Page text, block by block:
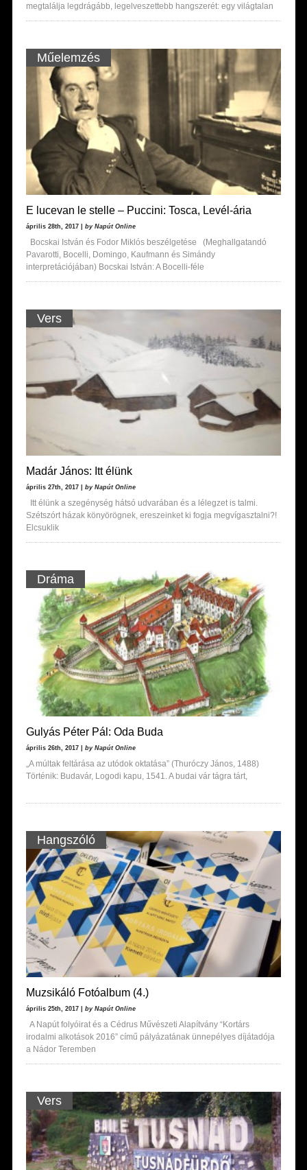
megtalálja legdrágább, legelveszettebb hangszerét: egy világtalan
Műelemzés
E lucevan le stelle – Puccini: Tosca, Levél-ária
április 28th, 2017 | by Napút Online
Bocskai István és Fodor Miklós beszélgetése (Meghallgatandó
Pavarotti, Bocelli, Domingo, Kaufmann és Simándy
interpretációjában) Bocskai István: A Bocelli-féle
Vers
Madár János: Itt élünk
április 27th, 2017 | by Napút Online
Itt élünk a szegénység hátsó udvarában és a lélegzet is talmi.
Szétszórt házak könyörögnek, ereszeinket ki fogja megvígasztalni?!
Elcsuklik
Dráma
Gulyás Péter Pál: Oda Buda
április 26th, 2017 | by Napút Online
„A múltak feltárása az utódok oktatása” (Thuróczy János, 1488)
Történik: Budavár, Logodi kapu, 1541. A budai vár tágra tárt,
Hangszóló
Muzsikáló Fotóalbum (4.)
április 25th, 2017 | by Napút Online
A Napút folyóirat és a Cédrus Művészeti Alapítvány “Kortárs
irodalmi alkotások 2016” című pályázatának ünnepélyes díjátadója
a Nádor Teremben
Vers